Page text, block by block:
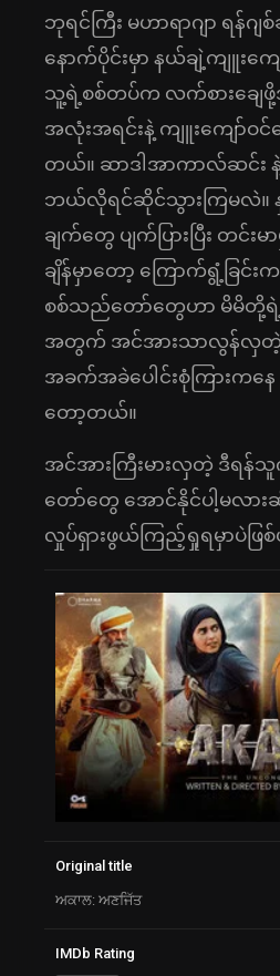
ဘုရင်ကြီး မဟာရာဂျာ ရန်ဂျ
နောက်ပိုင်းမှာ နယ်ချဲ့ကျူးကျ
သူ့ရဲ့စစ်တပ်က လက်စားချေ
အလုံးအရင်းနဲ့ ကျူးကျော်ဝင်
တယ်။ ဆာဒါအာကာလ်ဆင်း
ဘယ်လိုရင်ဆိုင်သွားကြမလဲ
ချက်တွေ ပျက်ပြားပြီး တင်
ချိန်မှာတော့ ကြောက်ရွံ့ခြင်
စစ်သည်တော်တွေဟာ မိမိတို့
အတွက် အင်အားသာလွန်လှ
အခက်အခဲပေါင်းစုံကြားကန
တော့တယ်။
အင်အားကြီးမားလှတဲ့ ဒီရ
တော်တွေ အောင်နိုင်ပါ့မလာ
လှုပ်ရှားဖွယ်ကြည့်ရှုရမှာပဲဖြ
Original title
ਅਕਾਲ: ਅਣਜਿੱਤ
IMDb Rating